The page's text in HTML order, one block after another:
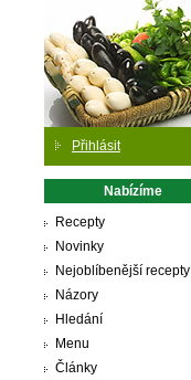
Přihlásit
Nabízíme
Recepty
Novinky
Nejoblíbenější recepty
Názory
Hledání
Menu
Články